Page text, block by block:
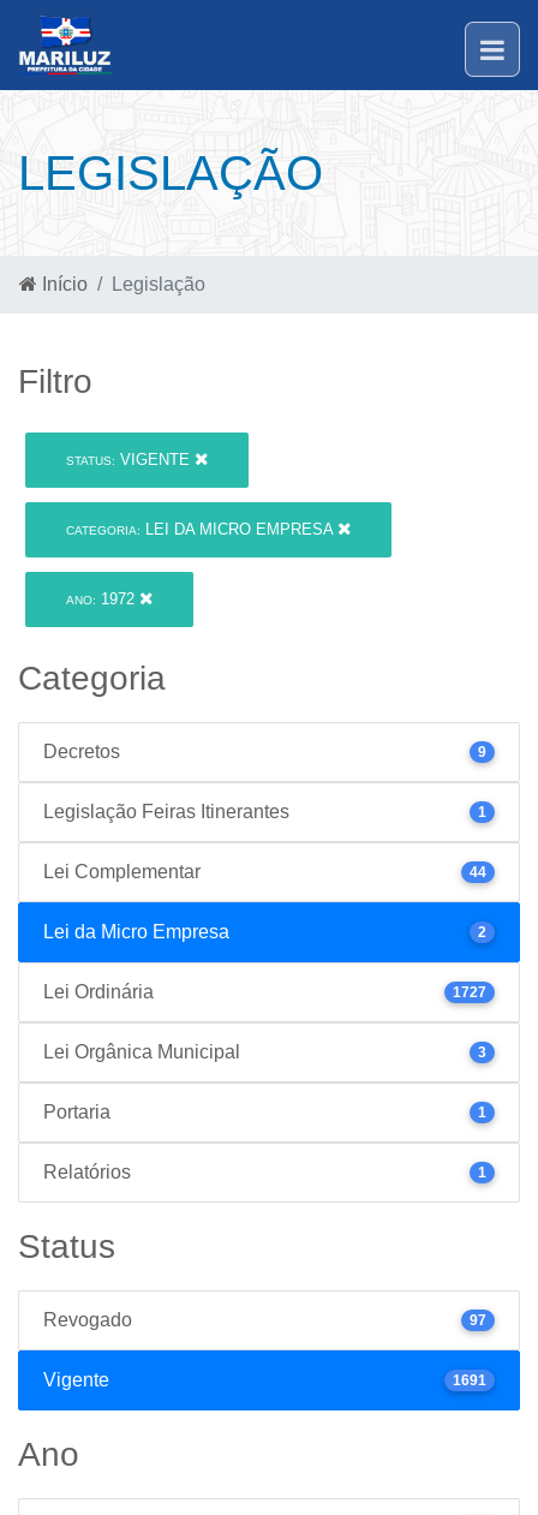
LEGISLAÇÃO
Início Legislação
Filtro
STATUS: VIGENTE
CATEGORIA: LEI DA MICRO EMPRESA
ANO: 1972
Categoria
Decretos 9
Legislação Feiras Itinerantes 1
Lei Complementar 44
Lei da Micro Empresa 2
Lei Ordinária 1727
Lei Orgânica Municipal 3
Portaria 1
Relatórios 1
Status
Revogado 97
Vigente 1691
Ano